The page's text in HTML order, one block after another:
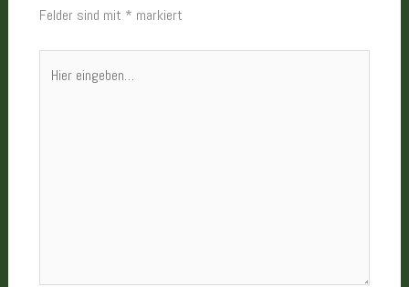
Felder sind mit * markiert
eingeben…